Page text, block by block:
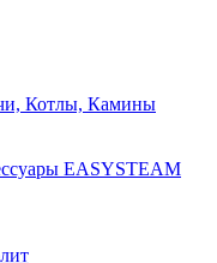
Котлы, Камины
EASYSTEAM